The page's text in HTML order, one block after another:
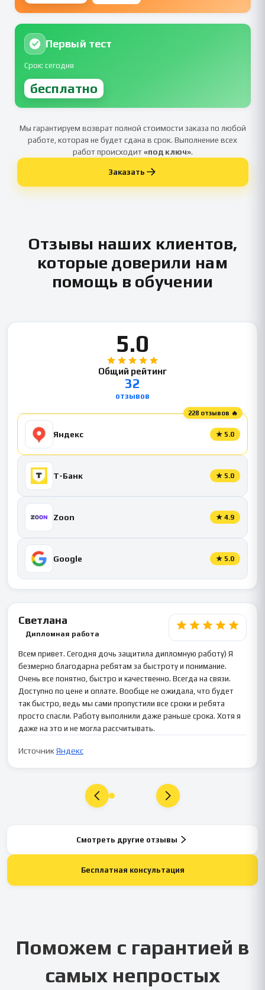
Первый тест
Срок: сегодня
бесплатно
Мы гарантируем возврат полной стоимости заказа по любой
работе, которая не будет сдана в срок. Выполнение всех
работ происходит«под ключ».
Заказать
Отзывы наших клиентов,
которые доверили нам
помощь в обучении
5.0
Общий рейтинг
32
отзывов
228 отзывов 🔥
Яндекс ★ 5.0
Т-Банк ★ 5.0
Zoon ★ 4.9
Google ★ 5.0
Светлана
Дипломная работа
Всем привет. Сегодня дочь защитила дипломную работу) Я
безмерно благодарна ребятам за быстроту и понимание.
Очень все понятно, быстро и качественно. Всегда на связи.
Доступно по цене и оплате. Вообще не ожидала, что будет
так быстро, ведь мы сами пропустили все сроки и ребята
просто спасли. Работу выполнили даже раньше срока. Хотя я
даже на это и не могла рассчитывать.
ИсточникЯндекс
Смотреть другие отзывы
Бесплатная консультация
Поможем с гарантией в
самых непростых